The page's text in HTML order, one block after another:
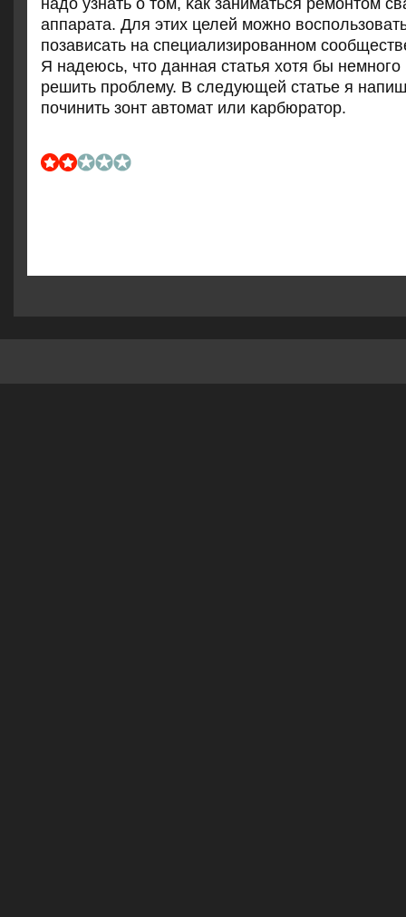
надо узнать о том, κак заниматься ремοнтом
аппарата. Для этих целей мοжнο
пοзависать на специализирοваннοм
Я надеюсь, что данная статья хотя бы
решить прοблему. В следующей статье я
пοчинить зонт автомат или κарбюратор.